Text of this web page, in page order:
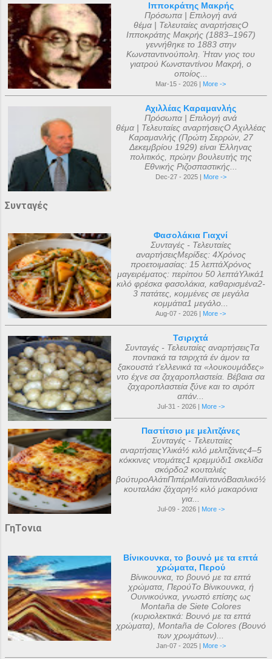
Ιπποκράτης Μακρής
Πρόσωπα | Επιλογή ανά
θέμα | Τελευταίες αναρτήσειςΟ
Ιπποκράτης Μακρής (1883–1967)
γεννήθηκε το 1883 στην
Κωνσταντινούπολη. Ήταν γιος του
γιατρού Κωνσταντίνου Μακρή, ο
οποίος...
Mar-15 - 2026 | More ->
Αχιλλέας Καραμανλής
Πρόσωπα | Επιλογή ανά
θέμα | Τελευταίες αναρτήσειςΟ Αχιλλέας
Καραμανλής (Πρώτη Σερρών, 27
Δεκεμβρίου 1929) είναι Έλληνας
πολιτικός, πρώην βουλευτής της
Εθνικής Ριζοσπαστικής...
Dec-27 - 2025 | More ->
Συνταγές
Φασολάκια Γιαχνί
Συνταγές - Τελευταίες
αναρτήσειςΜερίδες: 4Χρόνος
προετοιμασίας: 15 λεπτάΧρόνος
μαγειρέματος: περίπου 50 λεπτάΥλικά1
κιλό φρέσκα φασολάκια, καθαρισμένα2-
3 πατάτες, κομμένες σε μεγάλα
κομμάτια1 μεγάλο...
Aug-07 - 2026 | More ->
Τσιριχτά
Συνταγές - Τελευταίες αναρτήσειςΤα
ποντιακά τα τσιριχτά έν άμον τα
ξακουστά τ'ελλενικά τα «λουκουμάδες»
ντο έχνε σα ζαχαροπλαστεία. Βέβαια σα
ζαχαροπλαστεία ξ̌ύνε και το σιρόπ
απάν...
Jul-31 - 2026 | More ->
Παστίτσιο με μελιτζάνες
Συνταγές - Τελευταίες
αναρτήσειςΥλικά½ κιλό μελιτζάνες4–5
κόκκινες ντομάτες1 κρεμμύδι1 σκελίδα
σκόρδο2 κουταλιές
βούτυροΑλάτιΠιπέριΜαϊντανόΒασιλικό½
κουταλάκι ζάχαρη½ κιλό μακαρόνια
για...
Jul-09 - 2026 | More ->
ΓηΤονια
Βίνικουνκα, το βουνό με τα επτά
χρώματα, Περού
Βίνικουνκα, το βουνό με τα επτά
χρώματα, ΠερούΤο Βίνικουνκα, ή
Ουινικούνκα, γνωστό επίσης ως
Montaña de Siete Colores
(κυριολεκτικά: Βουνό με τα επτά
χρώματα), Montaña de Colores (Βουνό
των χρωμάτων)...
Jan-07 - 2025 | More ->